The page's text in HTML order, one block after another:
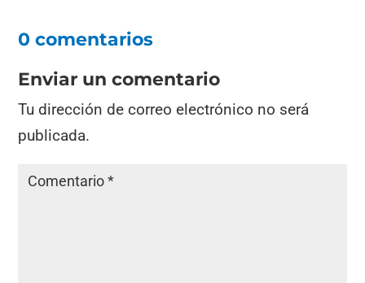
0 comentarios
Enviar un comentario
Tu dirección de correo electrónico no será
publicada.